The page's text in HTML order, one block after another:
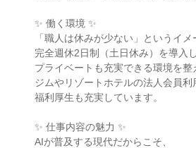
✨ 働く環境 ✨
「職人は休みが少ない」というイメ
完全週休2日制（土日休み）を導入し
プライベートも充実できる環境を整
ジムやリゾートホテルの法人会員利
福利厚生も充実しています。
✨ 仕事内容の魅力 ✨
AIが普及する現代だからこそ、